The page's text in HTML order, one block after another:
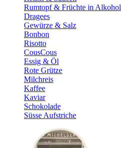
Rumtopf & Früchte in Alkohol
Dragees
Gewürze & Salz
Bonbon
Risotto
CousCous
Essig & Öl
Rote Grütze
Milchreis
Kaffee
Kaviar
Schokolade
Süsse Aufstriche